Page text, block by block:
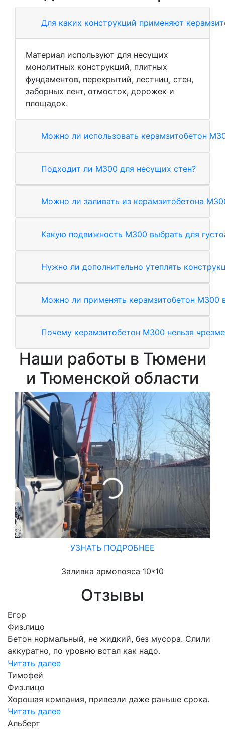
Для каких конструкций применяют
Материал используют для несущих
монолитных конструкций, плитных
фундаментов, перекрытий, лестниц, стен,
заборных лент, отмосток, дорожек и
площадок.
Можно ли использовать керамзитобетон
Подходит ли М300 для несущих стен?
Можно ли заливать из керамзитобетона
Какую подвижность М300 выбрать для
Нужно ли дополнительно утеплять
Можно ли применять керамзитобетон М300
Почему керамзитобетон М300 нельзя
Наши работы в Тюмени
и Тюменской области
УЗНАТЬ ПОДРОБНЕЕ
Заливка армопояса 10*10
Отзывы
Егор
Физ.лицо
Бетон нормальный, не жидкий, без мусора. Слили
аккуратно, по уровню встал как надо.
Читать далее
Тимофей
Физ.лицо
Хорошая компания, привезли даже раньше срока.
Читать далее
Альберт